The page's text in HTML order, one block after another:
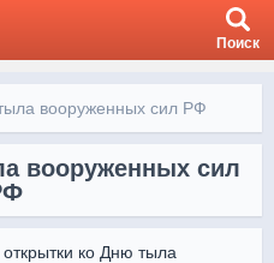
Поиск
вооруженных сил РФ
вооруженных сил
ко Дню тыла